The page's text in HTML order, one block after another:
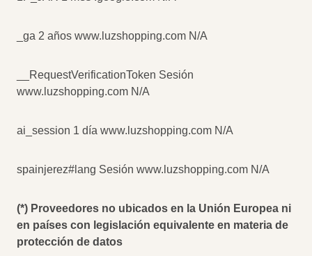
_ga 2 años www.luzshopping.com N/A
__RequestVerificationToken Sesión
www.luzshopping.com N/A
ai_session 1 día www.luzshopping.com N/A
spainjerez#lang Sesión www.luzshopping.com N/A
(*) Proveedores no ubicados en la Unión Europea ni
en países con legislación equivalente en materia de
protección de datos